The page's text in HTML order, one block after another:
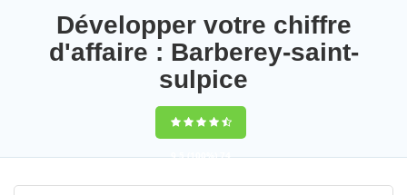
Développer votre chiffre
d'affaire : Barberey-saint-
sulpice
9,5(100%)74
votes